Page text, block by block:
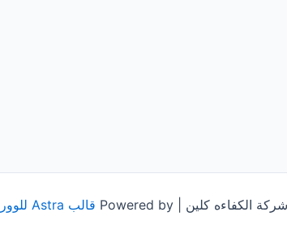
قالب Astra للووردبريس